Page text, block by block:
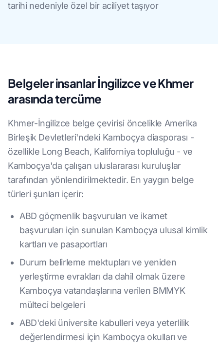
tarihi nedeniyle özel bir aciliyet taşıyor
Belgeler insanlar İngilizce ve Khmer
arasında tercüme
Khmer-İngilizce belge çevirisi öncelikle Amerika
Birleşik Devletleri'ndeki Kamboçya diasporası -
özellikle Long Beach, Kaliforniya topluluğu - ve
Kamboçya'da çalışan uluslararası kuruluşlar
tarafından yönlendirilmektedir. En yaygın belge
türleri şunları içerir:
ABD göçmenlik başvuruları ve ikamet
başvuruları için sunulan Kamboçya ulusal kimlik
kartları ve pasaportları
Durum belirleme mektupları ve yeniden
yerleştirme evrakları da dahil olmak üzere
Kamboçya vatandaşlarına verilen BMMYK
mülteci belgeleri
ABD'deki üniversite kabulleri veya yeterlilik
değerlendirmesi için Kamboçya okulları ve